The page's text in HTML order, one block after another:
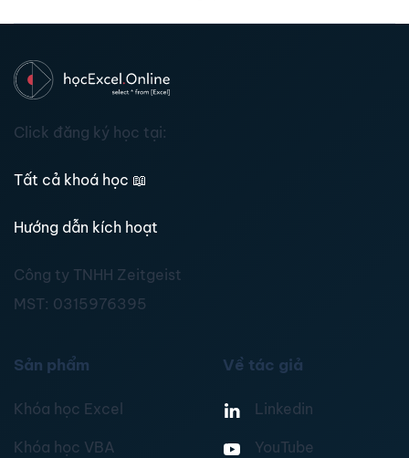
Click đăng ký học tại:
Tất cả khoá học 📖
Hướng dẫn kích hoạt
Công ty TNHH Zeitgeist
MST: 0315976395
Sản phẩm
Khóa học Excel
Khóa học VBA
Về tác giả
Linkedin
YouTube